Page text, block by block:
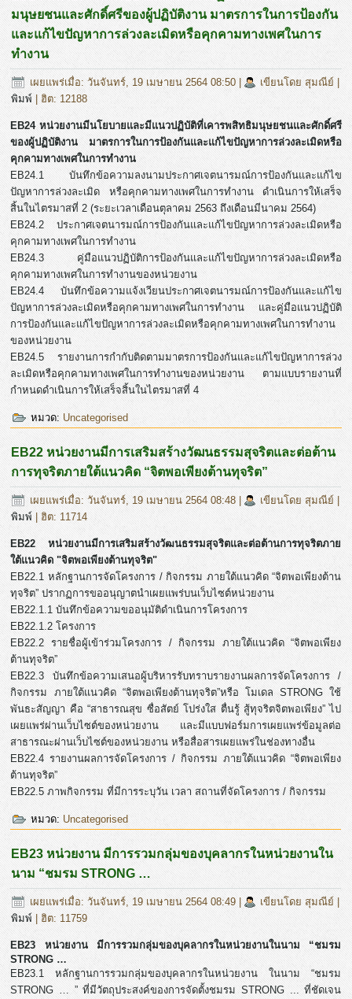
มนุษยชนและศักดิ์ศรีของผู้ปฏิบัติงาน มาตรการในการป้องกัน
และแก้ไขปัญหาการล่วงละเมิดหรือคุกคามทางเพศในการ
ทำงาน
เผยแพร่เมื่อ: วันจันทร์, 19 เมษายน 2564 08:50 | เขียนโดย สุมณีย์ |
พิมพ์ | ฮิต: 12188
EB24 หน่วยงานมีนโยบายและมีแนวปฏิบัติที่เคารพสิทธิมนุษยชนและศักดิ์ศรี
ของผู้ปฏิบัติงาน มาตรการในการป้องกันและแก้ไขปัญหาการล่วงละเมิดหรือ
คุกคามทางเพศในการทำงาน
EB24.1 บันทึกข้อความลงนามประกาศเจตนารมณ์การป้องกันและแก้ไข
ปัญหาการล่วงละเมิด หรือคุกคามทางเพศในการทำงาน ดำเนินการให้เสร็จ
สิ้นในไตรมาสที่ 2 (ระยะเวลาเดือนตุลาคม 2563 ถึงเดือนมีนาคม 2564)
EB24.2 ประกาศเจตนารมณ์การป้องกันและแก้ไขปัญหาการล่วงละเมิดหรือ
คุกคามทางเพศในการทำงาน
EB24.3 คู่มือแนวปฏิบัติการป้องกันและแก้ไขปัญหาการล่วงละเมิดหรือ
คุกคามทางเพศในการทำงานของหน่วยงาน
EB24.4 บันทึกข้อความแจ้งเวียนประกาศเจตนารมณ์การป้องกันและแก้ไข
ปัญหาการล่วงละเมิดหรือคุกคามทางเพศในการทำงาน และคู่มือแนวปฏิบัติ
การป้องกันและแก้ไขปัญหาการล่วงละเมิดหรือคุกคามทางเพศในการทำงาน
ของหน่วยงาน
EB24.5 รายงานการกำกับติดตามมาตรการป้องกันและแก้ไขปัญหาการล่วง
ละเมิดหรือคุกคามทางเพศในการทำงานของหน่วยงาน ตามแบบรายงานที่
กำหนดดำเนินการให้เสร็จสิ้นในไตรมาสที่ 4
หมวด: Uncategorised
EB22 หน่วยงานมีการเสริมสร้างวัฒนธรรมสุจริตและต่อต้าน
การทุจริตภายใต้แนวคิด “จิตพอเพียงต้านทุจริต”
เผยแพร่เมื่อ: วันจันทร์, 19 เมษายน 2564 08:48 | เขียนโดย สุมณีย์ |
พิมพ์ | ฮิต: 11714
EB22 หน่วยงานมีการเสริมสร้างวัฒนธรรมสุจริตและต่อต้านการทุจริตภาย
ใต้แนวคิด "จิตพอเพียงต้านทุจริต"
EB22.1 หลักฐานการจัดโครงการ / กิจกรรม ภายใต้แนวคิด “จิตพอเพียงต้าน
ทุจริต” ปรากฏการขออนุญาตนำเผยแพร่บนเว็บไซต์หน่วยงาน
EB22.1.1 บันทึกข้อความขออนุมัติดำเนินการโครงการ
EB22.1.2 โครงการ
EB22.2 รายชื่อผู้เข้าร่วมโครงการ / กิจกรรม ภายใต้แนวคิด “จิตพอเพียง
ต้านทุจริต”
EB22.3 บันทึกข้อความเสนอผู้บริหารรับทราบรายงานผลการจัดโครงการ /
กิจกรรม ภายใต้แนวคิด “จิตพอเพียงต้านทุจริต”หรือ โมเดล STRONG ใช้
พันธะสัญญา คือ “สาธารณสุข ซื่อสัตย์ โปร่งใส ตื่นรู้ สู้ทุจริตจิตพอเพียง” ไป
เผยแพร่ผ่านเว็บไซต์ของหน่วยงาน และมีแบบฟอร์มการเผยแพร่ข้อมูลต่อ
สาธารณะผ่านเว็บไซต์ของหน่วยงาน หรือสื่อสารเผยแพร่ในช่องทางอื่น
EB22.4 รายงานผลการจัดโครงการ / กิจกรรม ภายใต้แนวคิด “จิตพอเพียง
ต้านทุจริต”
EB22.5 ภาพกิจกรรม ที่มีการระบุวัน เวลา สถานที่จัดโครงการ / กิจกรรม
หมวด: Uncategorised
EB23 หน่วยงาน มีการรวมกลุ่มของบุคลากรในหน่วยงานใน
นาม “ชมรม STRONG …
เผยแพร่เมื่อ: วันจันทร์, 19 เมษายน 2564 08:49 | เขียนโดย สุมณีย์ |
พิมพ์ | ฮิต: 11759
EB23 หน่วยงาน มีการรวมกลุ่มของบุคลากรในหน่วยงานในนาม “ชมรม
STRONG …
EB23.1 หลักฐานการรวมกลุ่มของบุคลากรในหน่วยงาน ในนาม “ชมรม
STRONG … ” ที่มีวัตถุประสงค์ของการจัดตั้งชมรม STRONG ... ที่ชัดเจน